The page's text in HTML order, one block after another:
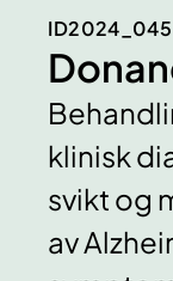
ID2024_045
klinisk
svikt og
av